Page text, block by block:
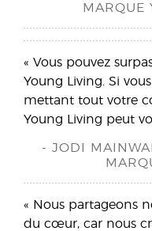
MARQUE
« Vous pouvez
Young Living. Si
mettant tout votre
Young Living peut
- JODI
« Nous partageons
du cœur, car nous